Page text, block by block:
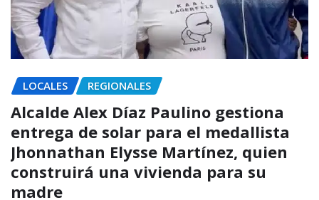
LOCALES REGIONALES
Alcalde Alex Díaz Paulino gestiona
entrega de solar para el medallista
Jhonnathan Elysse Martínez, quien
construirá una vivienda para su
madre